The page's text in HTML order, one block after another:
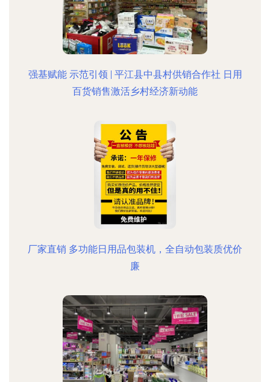
强基赋能 示范引领 | 平江县中县村供销合作社 日用
百货销售激活乡村经济新动能
厂家直销 多功能日用品包装机，全自动包装质优价
廉